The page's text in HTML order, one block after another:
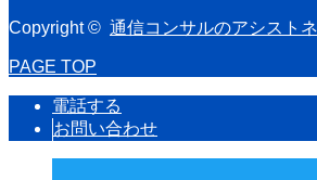
Copyright © 通信コンサルのアシスト
PAGE TOP
電話する
お問い合わせ